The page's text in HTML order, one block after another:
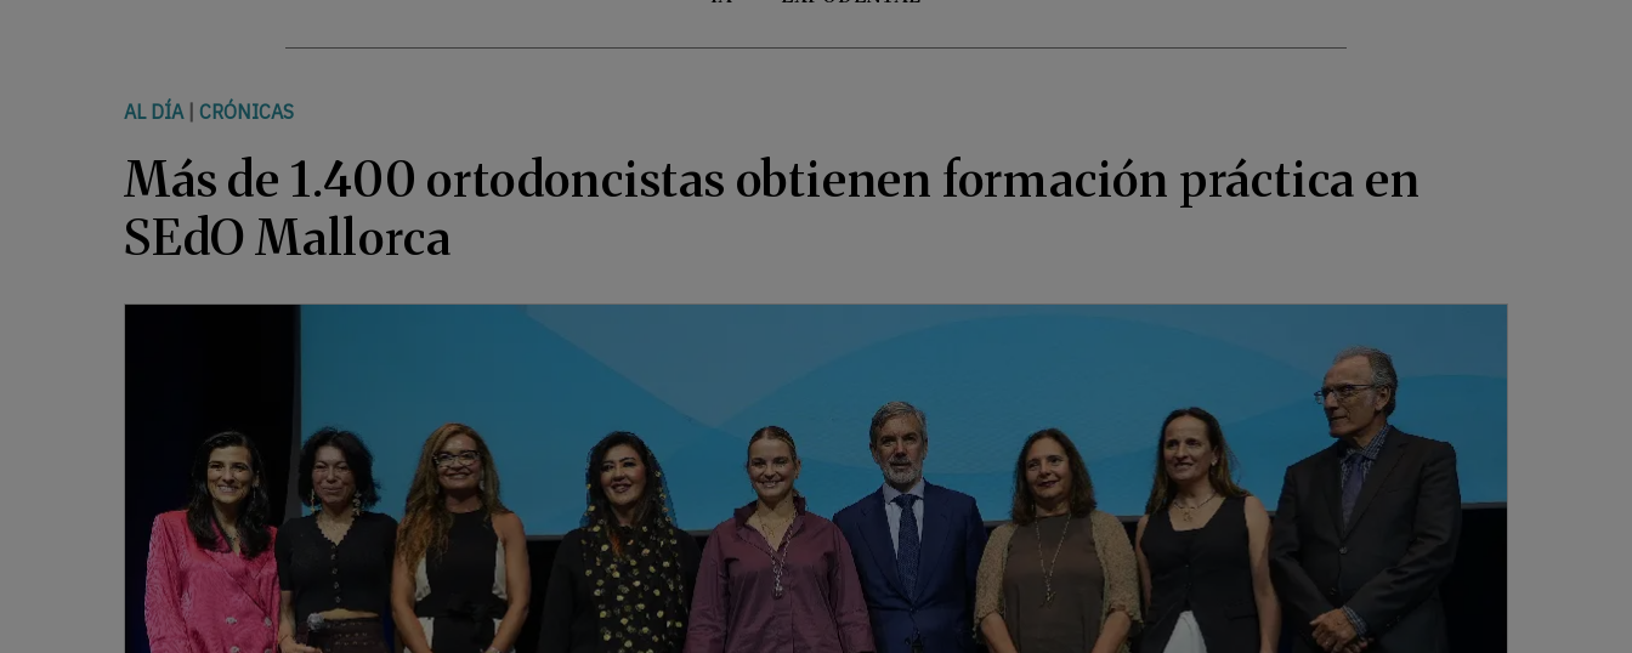
AL DÍA CRÓNICAS
Más de 1.400 ortodoncistas obtienen formación práctica en
SEdO Mallorca